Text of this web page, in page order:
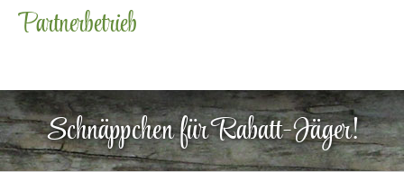
Partnerbetrieb
Schnäppchen für Rabatt-Jäger!